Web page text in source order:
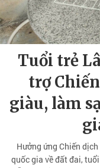
Tuổi trẻ
trợ
giàu, làm
Hưởng ứng Chiến
quốc gia về đất đai,